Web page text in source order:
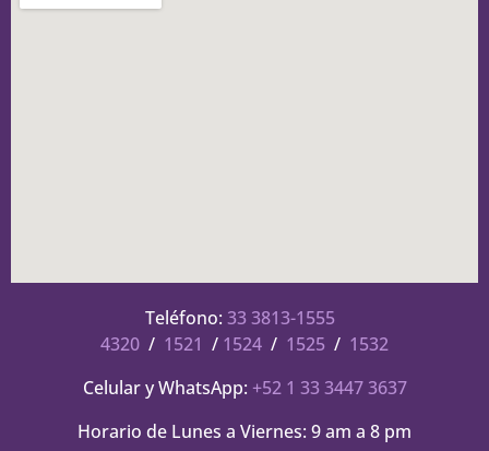
Teléfono: 33 3813-1555
4320 / 1521 / 1524 / 1525 / 1532
Celular y WhatsApp: +52 1 33 3447 3637
Horario de Lunes a Viernes: 9 am a 8 pm